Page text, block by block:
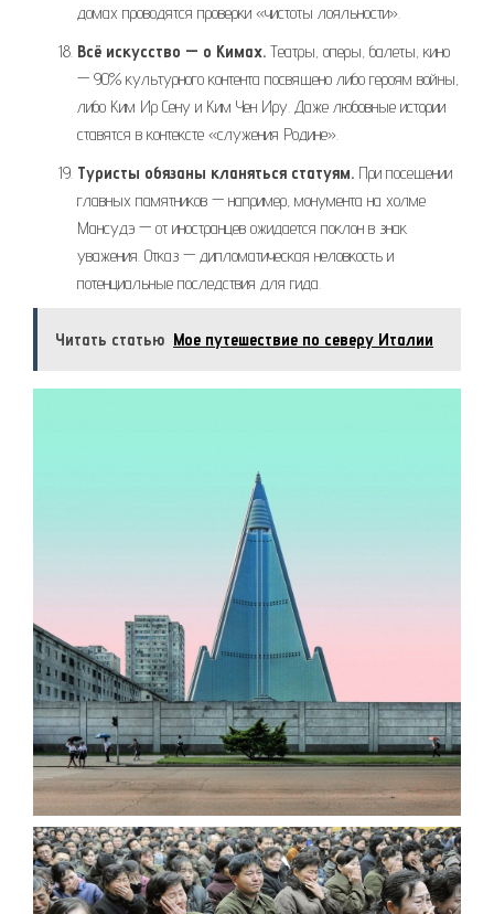
домах проводятся проверки «чистоты лояльности».
Всё искусство — о Кимах. Театры, оперы, балеты, кино
— 90% культурного контента посвящено либо героям войны,
либо Ким Ир Сену и Ким Чен Иру. Даже любовные истории
ставятся в контексте «служения Родине».
Туристы обязаны кланяться статуям. При посещении
главных памятников — например, монумента на холме
Мансудэ — от иностранцев ожидается поклон в знак
уважения. Отказ — дипломатическая неловкость и
потенциальные последствия для гида.
Читать статью Мое путешествие по северу Италии